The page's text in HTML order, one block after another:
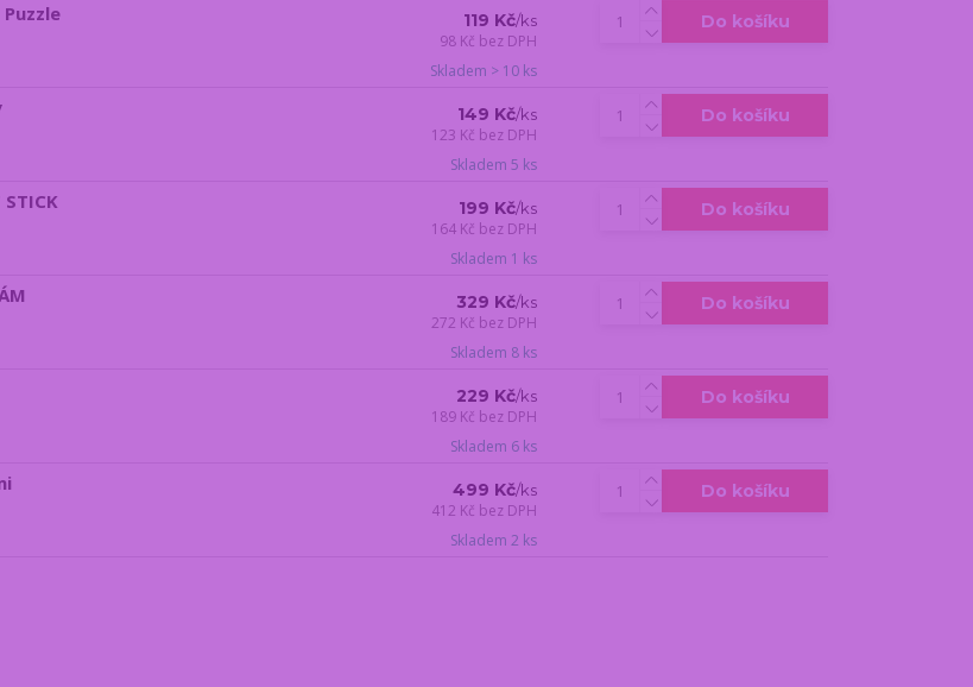
119 Kč/ks
98 Kč bez DPH
Skladem > 10 ks
Do košíku
149 Kč/ks
123 Kč bez DPH
Skladem 5 ks
Do košíku
199 Kč/ks
164 Kč bez DPH
Skladem 1 ks
Do košíku
329 Kč/ks
272 Kč bez DPH
Skladem 8 ks
Do košíku
229 Kč/ks
189 Kč bez DPH
Skladem 6 ks
Do košíku
499 Kč/ks
412 Kč bez DPH
Skladem 2 ks
Do košíku